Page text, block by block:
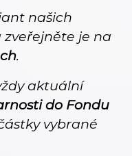
našich
zveřejněte je na
.
aktuální
do Fondu
vybrané